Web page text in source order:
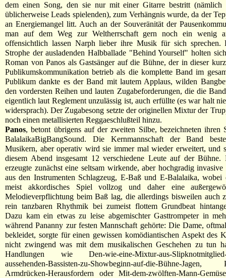
dem einen Song, den sie nur mit einer Gitarre bestritt (nämlich
üblicherweise Leads spielenden), zum Verhängnis wurde, da der
an Energiemangel litt. Auch an der Souveränität der
man auf dem Weg zur Weltherrschaft gern noch ein wenig
offensichtlich lassen Narph lieber ihre Musik für sich sprechen.
Strophe der ausladenden Halbballade "Behind Yourself" holten
Roman von Panos als Gastsänger auf die Bühne, der in dieser
Publikumskommunikation betrieb als die komplette Band im
Publikum dankte es der Band mit lautem Applaus, wilden
den vordersten Reihen und lauten Zugabeforderungen, die die
eigentlich laut Reglement unzulässig ist, auch erfüllte (es war halt
widersprach). Der Zugabesong setzte der originellen Mixtur der
noch einen metallisierten Reggaeschlußteil hinzu.
Panos, betont übrigens auf der zweiten Silbe, bezeichneten ihren
BalalaikaBigBangSound. Die Kernmannschaft der Band
Musikern, aber operativ wird sie immer mal wieder erweitert, und
diesem Abend insgesamt 12 verschiedene Leute auf der Bühne.
erzeugte zunächst eine seltsam wirkende, aber hochgradig
aus den Instrumenten Schlagzeug, E-Baß und E-Balalaika, wobei
meist akkordisches Spiel vollzog und daher eine
Melodieverpflichtung beim Baß lag, die allerdings bisweilen auch
rein tanzbaren Rhythmik bei zumeist flottem Grundbeat
Dazu kam ein etwas zu leise abgemischter Gasttrompeter in
während Pananny zur festen Mannschaft gehörte: Die Dame,
bekleidet, sorgte für einen gewissen komödiantischen Aspekt des
nicht zwingend was mit dem musikalischen Geschehen zu tun
Handlungen wie Den-wie-eine-Mixtur-aus-Slipknotmitglied-
aussehenden-Bassisten-zu-Showbeginn-auf-die-Bühne-Jagen,
Armdrücken-Herausfordern oder Mit-dem-zwölften-Mann-